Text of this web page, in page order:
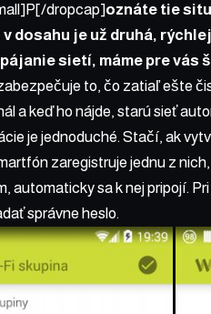
dropcap]oznáte tie
dosahu je už druhá,
sietí, máme pre vás
to, čo zatiaľ ešte
a keď ho nájde, starú sieť
je jednoduché. Stačí, ak
zaregistruje jednu z
automaticky sa k nej pripojí.
správne heslo.